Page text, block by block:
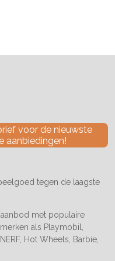
voor de nieuwste
aanbiedingen!
tegen de laagste
met populaire
als Playmobil,
Hot Wheels, Barbie,